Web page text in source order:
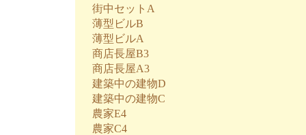
街中セットA
薄型ビルB
薄型ビルA
商店長屋B3
商店長屋A3
建築中の建物D
建築中の建物C
農家E4
農家C4